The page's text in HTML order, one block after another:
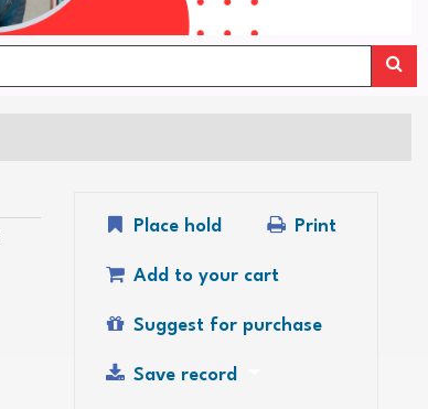
Place hold Print
Add to your cart
Suggest for purchase
Save record